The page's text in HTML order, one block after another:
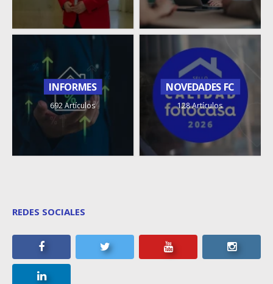
INFORMES
692 Artículos
NOVEDADES FC
128 Artículos
REDES SOCIALES